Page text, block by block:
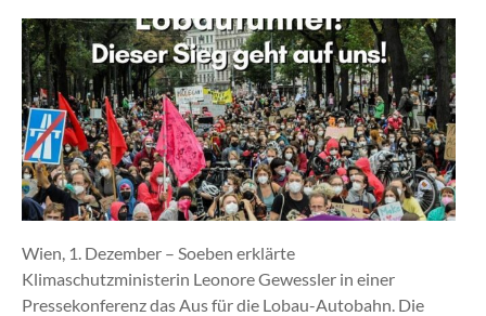
Wien, 1. Dezember – Soeben erklärte
Klimaschutzministerin Leonore Gewessler in einer
Pressekonferenz das Aus für die Lobau-Autobahn. Die